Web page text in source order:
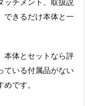
できるだけ本体と一
本体とセットなら評
ている付属品がない
です。